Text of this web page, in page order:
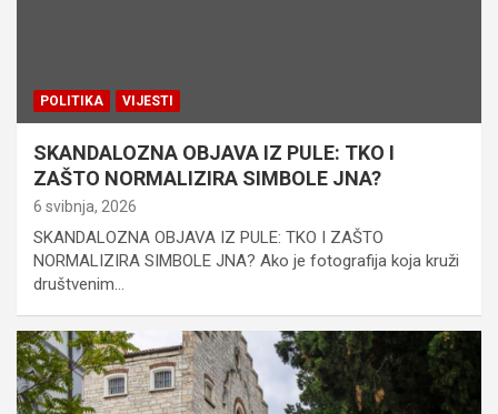
POLITIKA VIJESTI
SKANDALOZNA OBJAVA IZ PULE: TKO I
ZAŠTO NORMALIZIRA SIMBOLE JNA?
6 svibnja, 2026
SKANDALOZNA OBJAVA IZ PULE: TKO I ZAŠTO
NORMALIZIRA SIMBOLE JNA? Ako je fotografija koja kruži
društvenim…